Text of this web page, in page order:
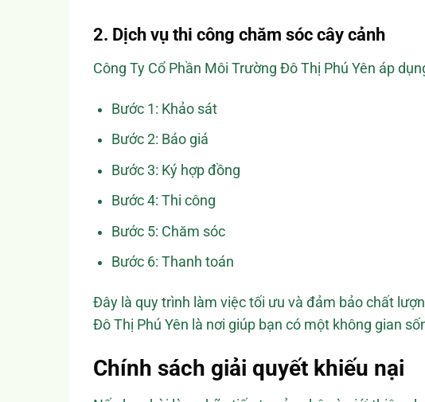
2. Dịch vụ thi công chăm sóc cây cảnh
Công Ty Cổ Phần Môi Trường Đô Thị Phú Yên áp
Bước 1: Khảo sát
Bước 2: Báo giá
Bước 3: Ký hợp đồng
Bước 4: Thi công
Bước 5: Chăm sóc
Bước 6: Thanh toán
Đây là quy trình làm việc tối ưu và đảm bảo chất
Đô Thị Phú Yên là nơi giúp bạn có một không gian
Chính sách giải quyết khiếu nại